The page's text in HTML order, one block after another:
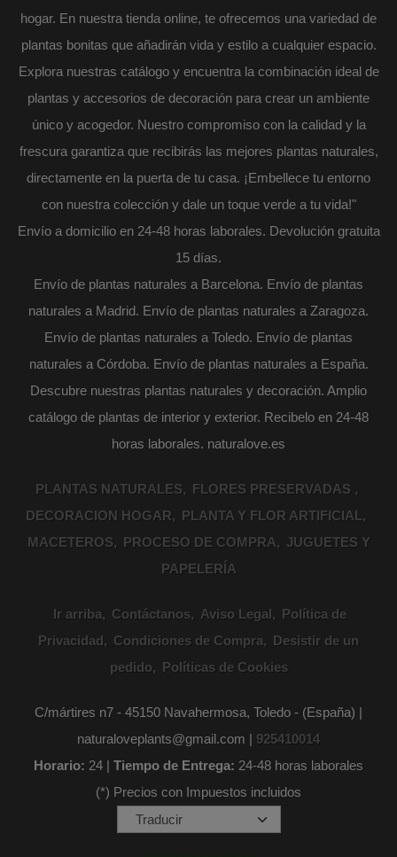
hogar. En nuestra tienda online, te ofrecemos una variedad de
plantas bonitas que añadirán vida y estilo a cualquier espacio.
Explora nuestras catálogo y encuentra la combinación ideal de
plantas y accesorios de decoración para crear un ambiente
único y acogedor. Nuestro compromiso con la calidad y la
frescura garantiza que recibirás las mejores plantas naturales,
directamente en la puerta de tu casa. ¡Embellece tu entorno
con nuestra colección y dale un toque verde a tu vida!"
Envío a domicilio en 24-48 horas laborales. Devolución gratuita
15 días.
Envío de plantas naturales a Barcelona. Envío de plantas
naturales a Madrid. Envío de plantas naturales a Zaragoza.
Envío de plantas naturales a Toledo. Envío de plantas
naturales a Córdoba. Envío de plantas naturales a España.
Descubre nuestras plantas naturales y decoración. Amplio
catálogo de plantas de interior y exterior. Recibelo en 24-48
horas laborales. naturalove.es
PLANTAS NATURALES
FLORES PRESERVADAS
DECORACION HOGAR
PLANTA Y FLOR ARTIFICIAL
MACETEROS
PROCESO DE COMPRA
JUGUETES Y
PAPELERÍA
Ir arriba Contáctanos Aviso Legal
Política de
Privacidad
Condiciones de Compra
Desistir de un
pedido
Políticas de Cookies
C/mártires n7 - 45150 Navahermosa, Toledo - (España) |
naturaloveplants@gmail.com | 925410014
Horario: 24 | Tiempo de Entrega: 24-48 horas laborales
(*) Precios con Impuestos incluidos